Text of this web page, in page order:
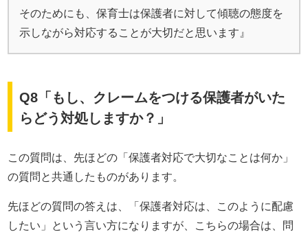
そのためにも、保育士は保護者に対して傾聴の態度を
示しながら対応することが大切だと思います』
Q8「もし、クレームをつける保護者がいた
らどう対処しますか？」
この質問は、先ほどの「保護者対応で大切なことは何か」
の質問と共通したものがあります。
先ほどの質問の答えは、「保護者対応は、このように配慮
したい」という言い方になりますが、こちらの場合は、問